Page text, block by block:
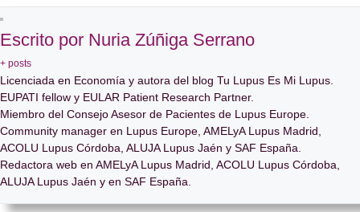
Escrito por Nuria Zúñiga Serrano
+ posts
Licenciada en Economía y autora del blog Tu Lupus Es Mi Lupus.
EUPATI fellow y EULAR Patient Research Partner.
Miembro del Consejo Asesor de Pacientes de Lupus Europe.
Community manager en Lupus Europe, AMELyA Lupus Madrid,
ACOLU Lupus Córdoba, ALUJA Lupus Jaén y SAF España.
Redactora web en AMELyA Lupus Madrid, ACOLU Lupus Córdoba,
ALUJA Lupus Jaén y en SAF España.